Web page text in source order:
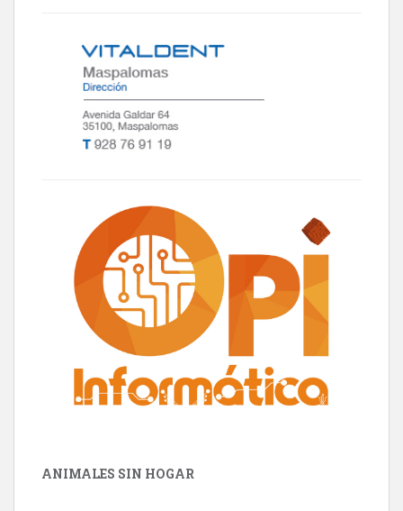
ANIMALES SIN HOGAR